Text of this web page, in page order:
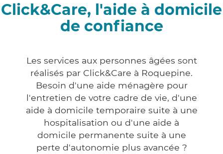
Click&Care, l'aide à domicile
de confiance
Les services aux personnes âgées sont
réalisés par Click&Care à Roquepine.
Besoin d'une aide ménagère pour
l'entretien de votre cadre de vie, d'une
aide à domicile temporaire suite à une
hospitalisation ou d'une aide à
domicile permanente suite à une
perte d'autonomie plus avancée ?